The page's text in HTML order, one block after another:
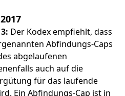
Der Kodex empfiehlt, dass
Abfindungs-Caps
abgelaufenen
auch auf die
für das laufende
Ein Abfindungs-Cap ist in